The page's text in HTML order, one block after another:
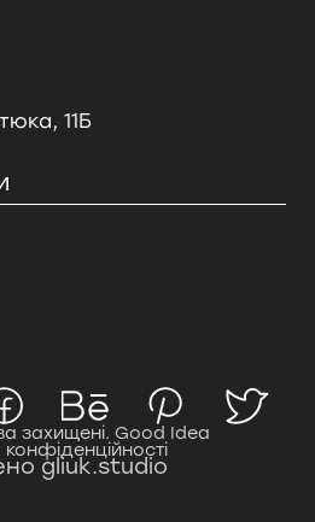
11Б
захищені. Good Idea
конфіденційності
gliuk.studio